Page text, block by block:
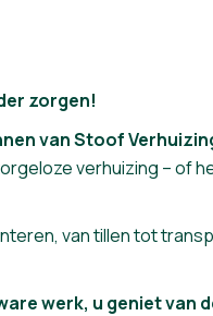
zorgen!
van Stoof
verhuizing – of
van tillen tot
werk, u geniet van